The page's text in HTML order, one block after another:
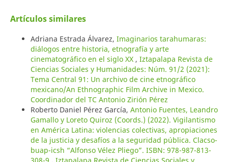
Artículos similares
Adriana Estrada Álvarez, Imaginarios tarahumaras:
diálogos entre historia, etnografía y arte
cinematográfico en el siglo XX , Iztapalapa Revista de
Ciencias Sociales y Humanidades: Núm. 91/2 (2021):
Tema Central 91: Un archivo de cine etnográfico
mexicano/An Ethnographic Film Archive in Mexico.
Coordinador del TC Antonio Zirión Pérez
Roberto Daniel Pérez García, Antonio Fuentes, Leandro
Gamallo y Loreto Quiroz (Coords.) (2022). Vigilantismo
en América Latina: violencias colectivas, apropiaciones
de la justicia y desafíos a la seguridad pública. Clacso-
buap-icsh “Alfonso Vélez Pliego”. ISBN: 978-987-813-